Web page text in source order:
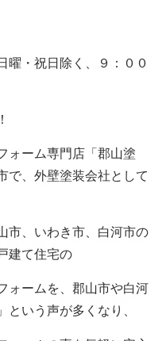
・祝日除く、９：００
ォーム専門店 「郡山塗
で、外壁塗装会社として
市、いわき市、白河市の
建て住宅の
ォーム を、郡山市や白河
いう声が多くなり、